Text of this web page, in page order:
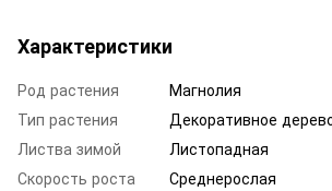
Характеристики
Род растения
Магнолия
Тип растения
Декоративное
Листва зимой
Листопадная
Скорость роста
Среднерослая